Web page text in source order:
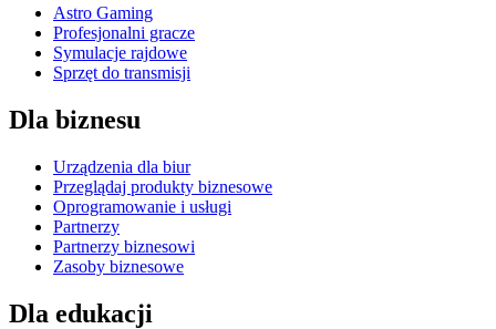
Astro Gaming
Profesjonalni gracze
Symulacje rajdowe
Sprzęt do transmisji
Dla biznesu
Urządzenia dla biur
Przeglądaj produkty biznesowe
Oprogramowanie i usługi
Partnerzy
Partnerzy biznesowi
Zasoby biznesowe
Dla edukacji